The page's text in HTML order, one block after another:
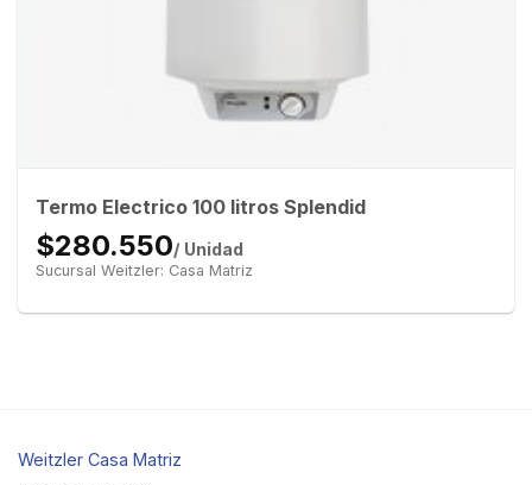
Termo Electrico 100 litros Splendid
$280.550/ Unidad
Sucursal Weitzler: Casa Matriz
Weitzler Casa Matriz